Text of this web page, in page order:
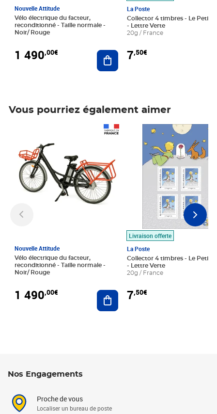
Nouvelle Attitude
Vélo électrique du facteur,
reconditionné - Taille normale -
Noir/ Rouge
1 490,00€ Ajouter au panier
La Poste
Collector 4 timbres - Le Petit
- Lettre Verte
20g / France
7,50€
Vous pourriez également aimer
Nouvelle Attitude
Vélo électrique du facteur,
reconditionné - Taille normale -
Noir/ Rouge
1 490,00€ Ajouter au panier
Livraison offerte
La Poste
Collector 4 timbres - Le Petit
- Lettre Verte
20g / France
7,50€
Prix 7,50€
Nos Engagements
Proche de vous
Localiser un bureau de poste